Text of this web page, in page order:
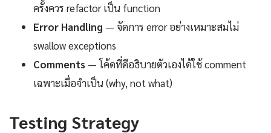
ครั้งควร refactor เป็น function
Error Handling — จัดการ error อย่างเหมาะสมไม่
swallow exceptions
Comments — โค้ดที่ดีอธิบายตัวเองได้ใช้ comment
เฉพาะเมื่อจำเป็น (why, not what)
Testing Strategy